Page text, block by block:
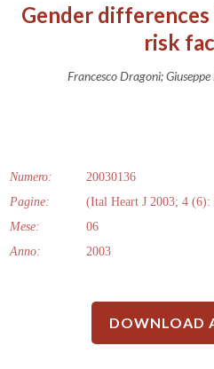
Gender
risk
Francesco Dragoni;
Numero:
20030136
Pagine:
(Ital Heart J 2003; 4 (6):
Mese:
06
Anno:
2003
DOWNLOAD